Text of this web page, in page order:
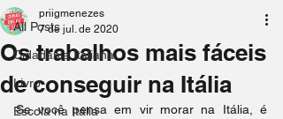
All Posts
Cidadania Italiana
Livro
Escola na Itália
Os trabalhos mais fáceis
de conseguir na Itália
priigmenezes
7 de jul. de 2020
Se você pensa em vir morar na Itália, é